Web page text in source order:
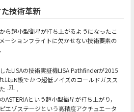
技術革新
ら超小型衛星が打ち上がるようになったこ
ーションフライトに欠かせない技術要素の
たLISAの技術実証機LISA Pathfinderが2015
はµN級でかつ超低ノイズのコールドガスス
[7]
．
という超小型衛星が打ち上がり，
エゾステージという高精度アクチュエータ